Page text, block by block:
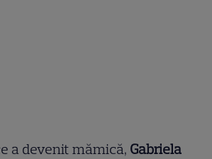
a devenit mămică, Gabriela